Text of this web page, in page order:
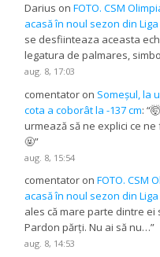
Darius onFOTO. CSM
acasă în noul sezon din
se desfiinteaza aceasta
legatura de palmares,
aug. 8, 17:03
comentator on Someșul, la
cota a coborât la -137 cm: “
urmează să ne explici ce
🤬”
aug. 8, 15:54
comentator onFOTO. CSM
acasă în noul sezon din
ales că mare parte dintre
Pardon părți. Nu ai să nu…”
aug. 8, 14:53